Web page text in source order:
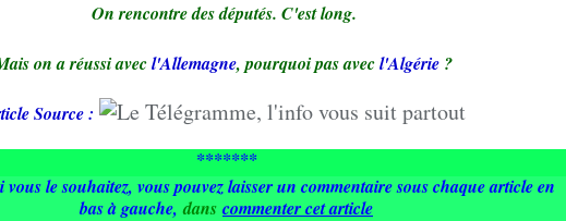
On rencontre des députés. C'est long.
on a réussi avecl'Allemagne, pourquoi pas avecl'Algérie ?
Source :
*******
vous le souhaitez, vous pouvez laisser un commentaire sous chaque article en
bas à gauche, dans commenter cet article